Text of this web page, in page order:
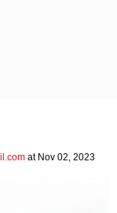
at Nov 02, 2023